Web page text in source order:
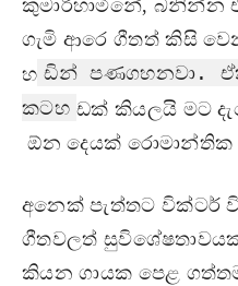
කුමාරිහාමිනේ, බනින්න
ගැමි ආරෙ ගීතත් කිසි
හ ඩින් පණගහනවා.
කටහ ඩක් කියලයි මට
ඕන දෙයක් රොමාන්තික
අනෙක් පැත්තට වික්ටර්
ගීතවලත් සුවිශේෂතාවයක්
කියන ගායක පෙළ